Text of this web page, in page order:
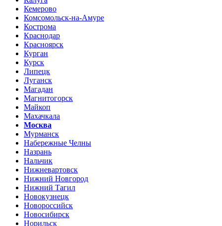
Кемерово
Комсомольск-на-Амуре
Кострома
Краснодар
Красноярск
Курган
Курск
Липецк
Луганск
Магадан
Магнитогорск
Майкоп
Махачкала
Москва
Мурманск
Набережные Челны
Назрань
Нальчик
Нижневартовск
Нижний Новгород
Нижний Тагил
Новокузнецк
Новороссийск
Новосибирск
Норильск